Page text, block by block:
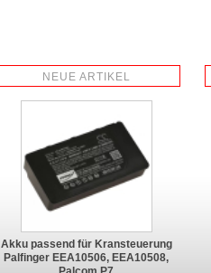
NEUE ARTIKEL
Akku passend für Kransteuerung
Palfinger EEA10506, EEA10508,